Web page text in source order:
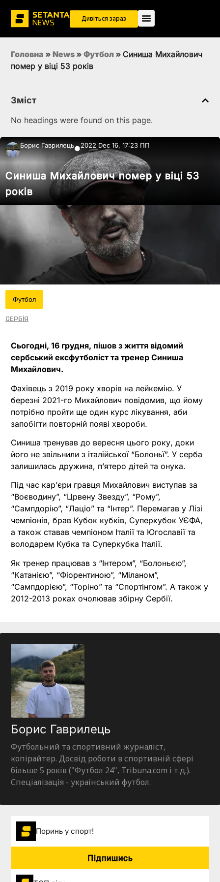
Дивіться зараз
Головна » News » Футбол » Синиша Михайлович
помер у віці 53 років
Зміст
No headings were found on this page.
Борис Гаврилець●2022 Dec 16, 17:23 ПП
Синиша Михайлович помер у віці 53
років
Футбол
Сербія
Сьогодні, 16 грудня, пішов з життя відомий
сербський ексфутболіст та тренер Синиша
Михайлович.
Фахівець з 2019 року хворів на лейкемію. У
березні 2021-го Михайлович повідомив, що йому
потрібно пройти ще один курс лікування, аби
запобігти повторній появі хвороби.
Синиша тренував до вересня цього року, доки
його не звільнили з італійської “Болоньї”. У серба
залишилась дружина, п’ятеро дітей та онука.
Під час кар’єри гравця Михайлович виступав за
“Воєводину”, “Црвену Звезду”, “Рому”,
“Сампдорію”, “Лаціо” та “Інтер”. Перемагав у Лізі
чемпіонів, брав Кубок кубків, Суперкубок УЄФА,
а також ставав чемпіоном Італії та Югославії та
володарем Кубка та Суперкубка Італії.
Як тренер працював з “Інтером”, “Болоньєю”,
“Катанією”, “Фіорентиною”, “Міланом”,
“Сампдорією”, “Торіно” та “Спортінгом”. А також у
2012-2013 роках очолював збірну Сербії.
Борис Гаврилець
Футбольний та спортивний журналіст,
копірайтер. Досвід роботи в спортивній сфері
більше 5 років ("Футбол 24", Tribuna.com і т.д.).
Спеціалізація - український футбол.
Поринь у спорт!
Підпишись